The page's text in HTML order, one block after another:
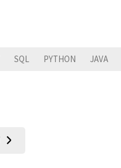
SQL PYTHON JAVA